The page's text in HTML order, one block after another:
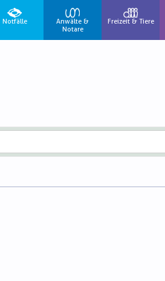
Notfälle
Anwälte &
Notare
Freizeit & Tiere